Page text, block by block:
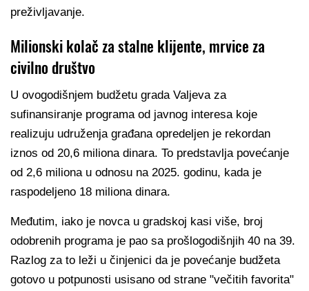
preživljavanje.
Milionski kolač za stalne klijente, mrvice za
civilno društvo
U ovogodišnjem budžetu grada Valjeva za
sufinansiranje programa od javnog interesa koje
realizuju udruženja građana opredeljen je rekordan
iznos od 20,6 miliona dinara. To predstavlja povećanje
od 2,6 miliona u odnosu na 2025. godinu, kada je
raspodeljeno 18 miliona dinara.
Međutim, iako je novca u gradskoj kasi više, broj
odobrenih programa je pao sa prošlogodišnjih 40 na 39.
Razlog za to leži u činjenici da je povećanje budžeta
gotovo u potpunosti usisano od strane "večitih favorita"